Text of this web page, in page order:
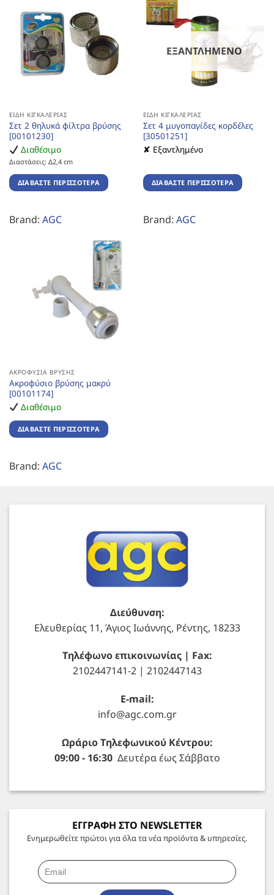
ΕΊΔΗ ΚΙΓΚΑΛΕΡΊΑΣ
Σετ 2 θηλυκά φίλτρα βρύσης
[00101230]
Διαθέσιμο
Διαστάσεις: Δ2,4 cm
ΔΙΑΒΆΣΤΕ ΠΕΡΙΣΣΌΤΕΡΑ
Brand: AGC
ΕΞΑΝΤΛΗΜΈΝΟ
ΕΊΔΗ ΚΙΓΚΑΛΕΡΊΑΣ
Σετ 4 μυγοπαγίδες κορδέλες
[30501251]
✘ Εξαντλημένο
ΔΙΑΒΆΣΤΕ ΠΕΡΙΣΣΌΤΕΡΑ
Brand: AGC
ΑΚΡΟΦΎΣΙΑ ΒΡΎΣΗΣ
Ακροφύσιο βρύσης μακρύ
[00101174]
Διαθέσιμο
ΔΙΑΒΆΣΤΕ ΠΕΡΙΣΣΌΤΕΡΑ
Brand: AGC
Διεύθυνση:
Ελευθερίας 11, Άγιος Ιωάννης, Ρέντης, 18233
Τηλέφωνο επικοινωνίας | Fax:
2102447141-2 | 2102447143
E-mail:
info@agc.com.gr
Ωράριο Τηλεφωνικού Κέντρου:
09:00 - 16:30Δευτέρα έως Σάββατο
ΕΓΓΡΑΦΗ ΣΤΟ NEWSLETTER
Ενημερωθείτε πρώτοι για όλα τα νέα προϊόντα & υπηρεσίες.